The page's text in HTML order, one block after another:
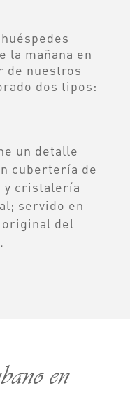
la mañana en
de nuestros
dos tipos:
un detalle
cubertería de
y cristalería
servido en
original del
en